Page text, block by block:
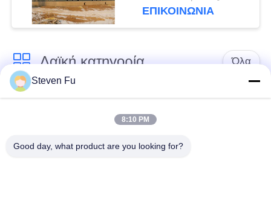
Αποθήκη για
ΕΠΙΚΟΙΝΩΝΙΑ
Λαϊκή κατηγορία Όλα
αποθήκη χάλυβα
Εργαστήριο δομών
χάλυβα
κατασκευή δομών
Επεξεργασία δομών
Steven Fu
8:10 PM
Good day, what product are you looking for?